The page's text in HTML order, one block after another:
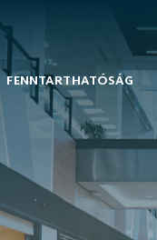
FENNTARTHATÓSÁG